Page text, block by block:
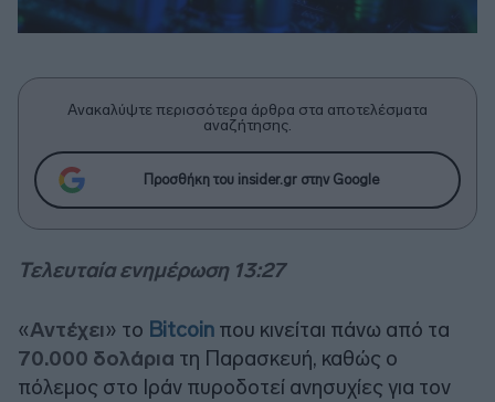
Ανακαλύψτε περισσότερα άρθρα στα αποτελέσματα
αναζήτησης.
Προσθήκη του insider.gr στην Google
Τελευταία ενημέρωση 13:27
«Αντέχει» το Bitcoin που κινείται πάνω από τα
70.000 δολάρια τη Παρασκευή, καθώς ο
πόλεμος στο Ιράν πυροδοτεί ανησυχίες για τον